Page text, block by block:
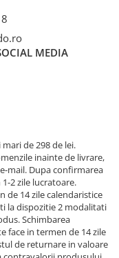
MEDIA
de 298 de lei.
inainte de livrare,
mail. Dupa confirmarea
2 zile lucratoare.
de 14 zile calendaristice
la dispozitie 2 modalitati
Schimbarea
face in termen de 14 zile
de returnare in valoare